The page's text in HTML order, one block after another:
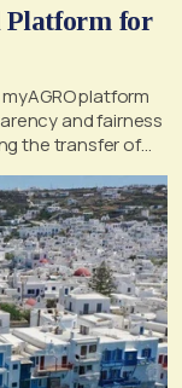
Platform for
platform
and fairness
the transfer of